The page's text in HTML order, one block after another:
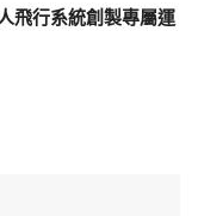
飛行系統創製專屬運